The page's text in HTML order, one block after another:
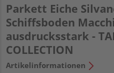
Parkett Eiche
Schiffsboden
ausdrucksstark -
COLLECTION
Artikelinformationen